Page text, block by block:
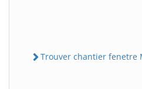
Trouver chantier fenetre